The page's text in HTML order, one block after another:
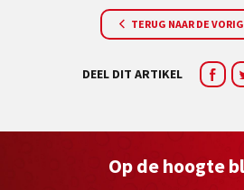
TERUG NAAR DE
DEEL DIT ARTIKEL
Op de hoogte